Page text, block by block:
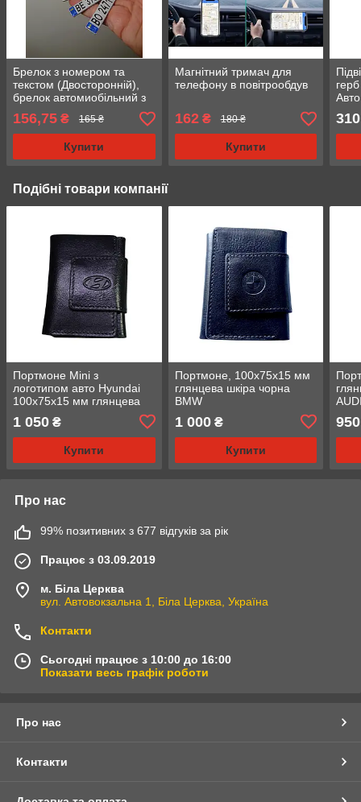
Брелок з номером та
текстом (Двосторонній),
брелок автомиобільний з
логотипом
156,75 ₴ 165 ₴
Купити
Магнітний тримач для
телефону в повітрообдув
162₴ 180 ₴
Купити
310
Подібні товари компанії
Портмоне Mini з
логотипом авто Hyundai
100х75х15 мм глянцева
1 050 ₴
Купити
Портмоне, 100х75х15 мм
глянцева шкіра чорна
BMW
1 000₴
Купити
950
Про нас
99% позитивних з 677 відгуків за рік
Працює з 03.09.2019
м. Біла Церква
вул. Автовокзальна 1, Біла Церква, Україна
Контакти
Сьогодні працює з 10:00 до 16:00
Показати весь графік роботи
Про нас
Контакти